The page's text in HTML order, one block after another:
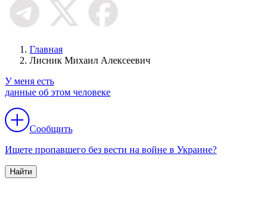
Главная
Лисник Михаил Алексеевич
У меня есть
данные об этом человеке
Сообщить
Ищете пропавшего без вести на войне в Украине?
Найти